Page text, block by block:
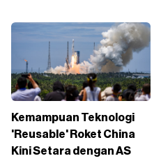
Kemampuan Teknologi
'Reusable' Roket China
Kini Setara dengan AS